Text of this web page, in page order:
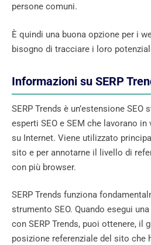
persone comuni.
È quindi una buona opzione per i
bisogno di tracciare i loro
Informazioni su SERP
SERP Trends è un’estensione SEO
esperti SEO e SEM che lavorano
su Internet. Viene utilizzato
sito e per annotarne il livello di
con più browser.
SERP Trends funziona
strumento SEO. Quando esegui
con SERP Trends, puoi ottenere, il
posizione referenziale del sito che